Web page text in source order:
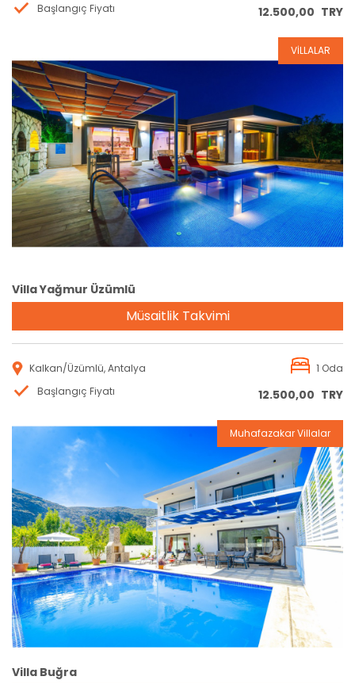
Başlangıç Fiyatı
12.500,00 TRY
Rezervasyon
VİLLALAR
Villa Yağmur Üzümlü
Müsaitlik Takvimi
Kalkan/Üzümlü, Antalya
1 Oda
Başlangıç Fiyatı
12.500,00 TRY
Rezervasyon
Muhafazakar Villalar
Villa Buğra